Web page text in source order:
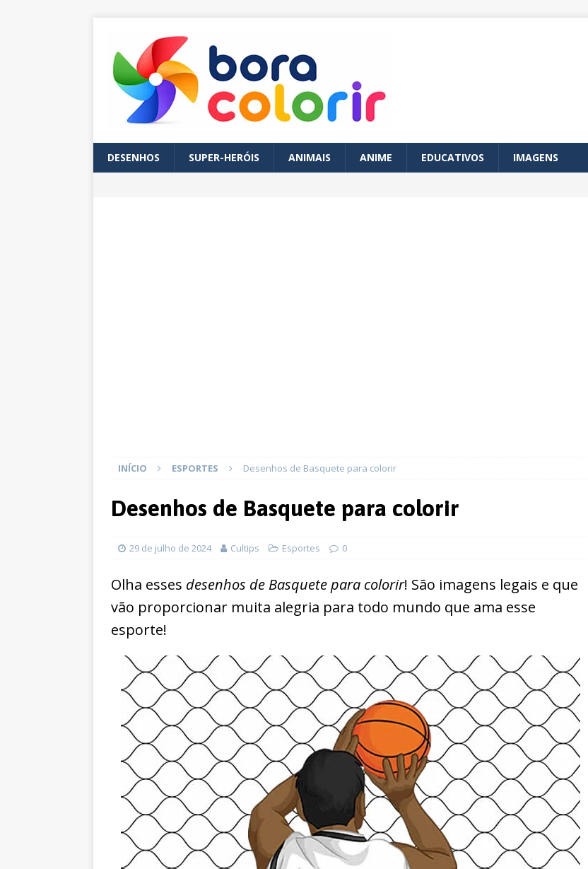
DESENHOS SUPER-HERÓIS ANIMAIS ANIME EDUCATIVOS IMAGENS
INÍCIO ESPORTES Desenhos de Basquete para colorir
Desenhos de Basquete para colorir
29 de julho de 2024 Cultips Esportes 0
Olha esses desenhos de Basquete para colorir! São imagens legais e que
vão proporcionar muita alegria para todo mundo que ama esse
esporte!